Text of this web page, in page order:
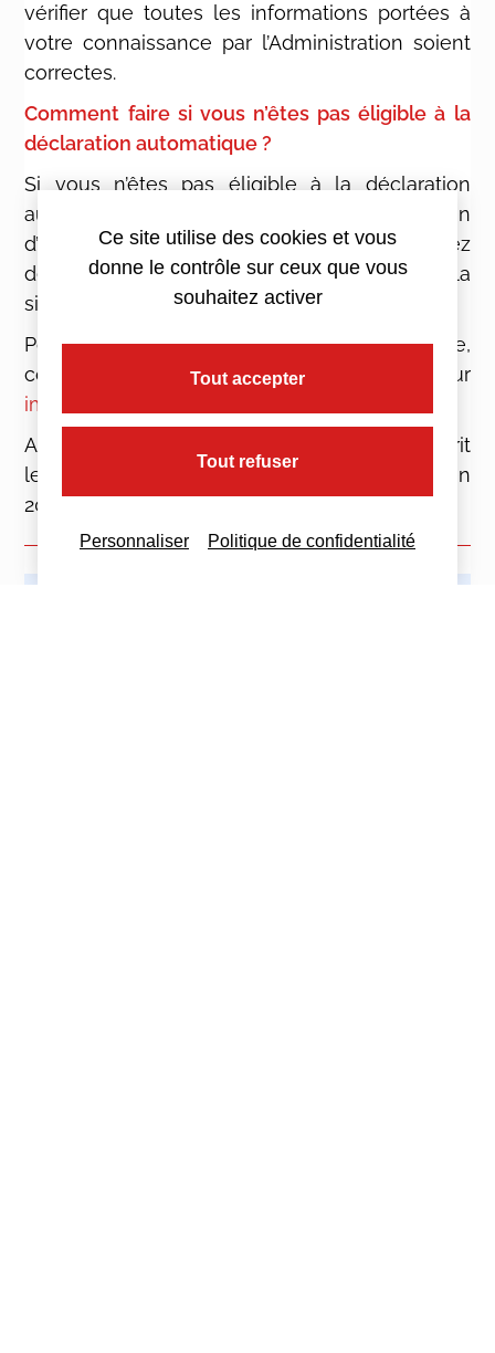
vérifier que toutes les informations portées à
votre connaissance par l’Administration soient
correctes.
Comment faire si vous n’êtes pas éligible à la
déclaration automatique ?
Si vous n’êtes pas éligible à la déclaration
automatique ou si vous êtes dans l’obligation
d’y apporter des modifications, vous devrez
déposer votre déclaration en ligne en la
signant électroniquement.
Pour effectuer votre déclaration en ligne,
connectez-vous à votre espace particulier sur
impots.gouv.fr
A noter : seuls les contribuables ayant souscrit
leur déclaration des revenus 2018 sur papier en
2019, recevront une déclaration papier.
Ce site utilise des cookies et vous
donne le contrôle sur ceux que vous
souhaitez activer
Tout accepter
Tout refuser
Personnaliser Politique de confidentialité